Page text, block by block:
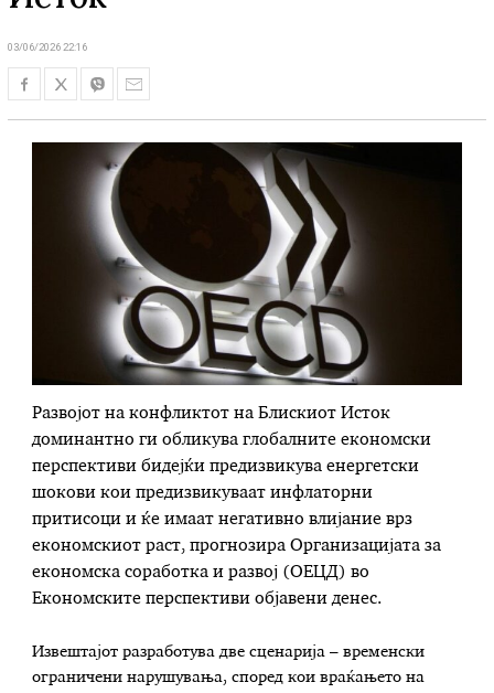
03/06/2026 22:16
Развојот на конфликтот на Блискиот Исток
доминантно ги обликува глобалните економски
перспективи бидејќи предизвикува енергетски
шокови кои предизвикуваат инфлаторни
притисоци и ќе имаат негативно влијание врз
економскиот раст, прогнозира Организацијата за
економска соработка и развој (ОЕЦД) во
Економските перспективи објавени денес.
Извештајот разработува две сценарија – временски
ограничени нарушувања, според кои враќањето на